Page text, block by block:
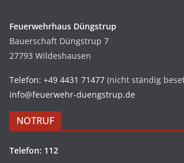
Feuerwehrhaus Düngstrup
Bauerschaft Düngstrup 7
27793 Wildeshausen
Telefon: +49 4431 71477 (nicht ständig
info@feuerwehr-duengstrup.de
NOTRUF
Telefon: 112